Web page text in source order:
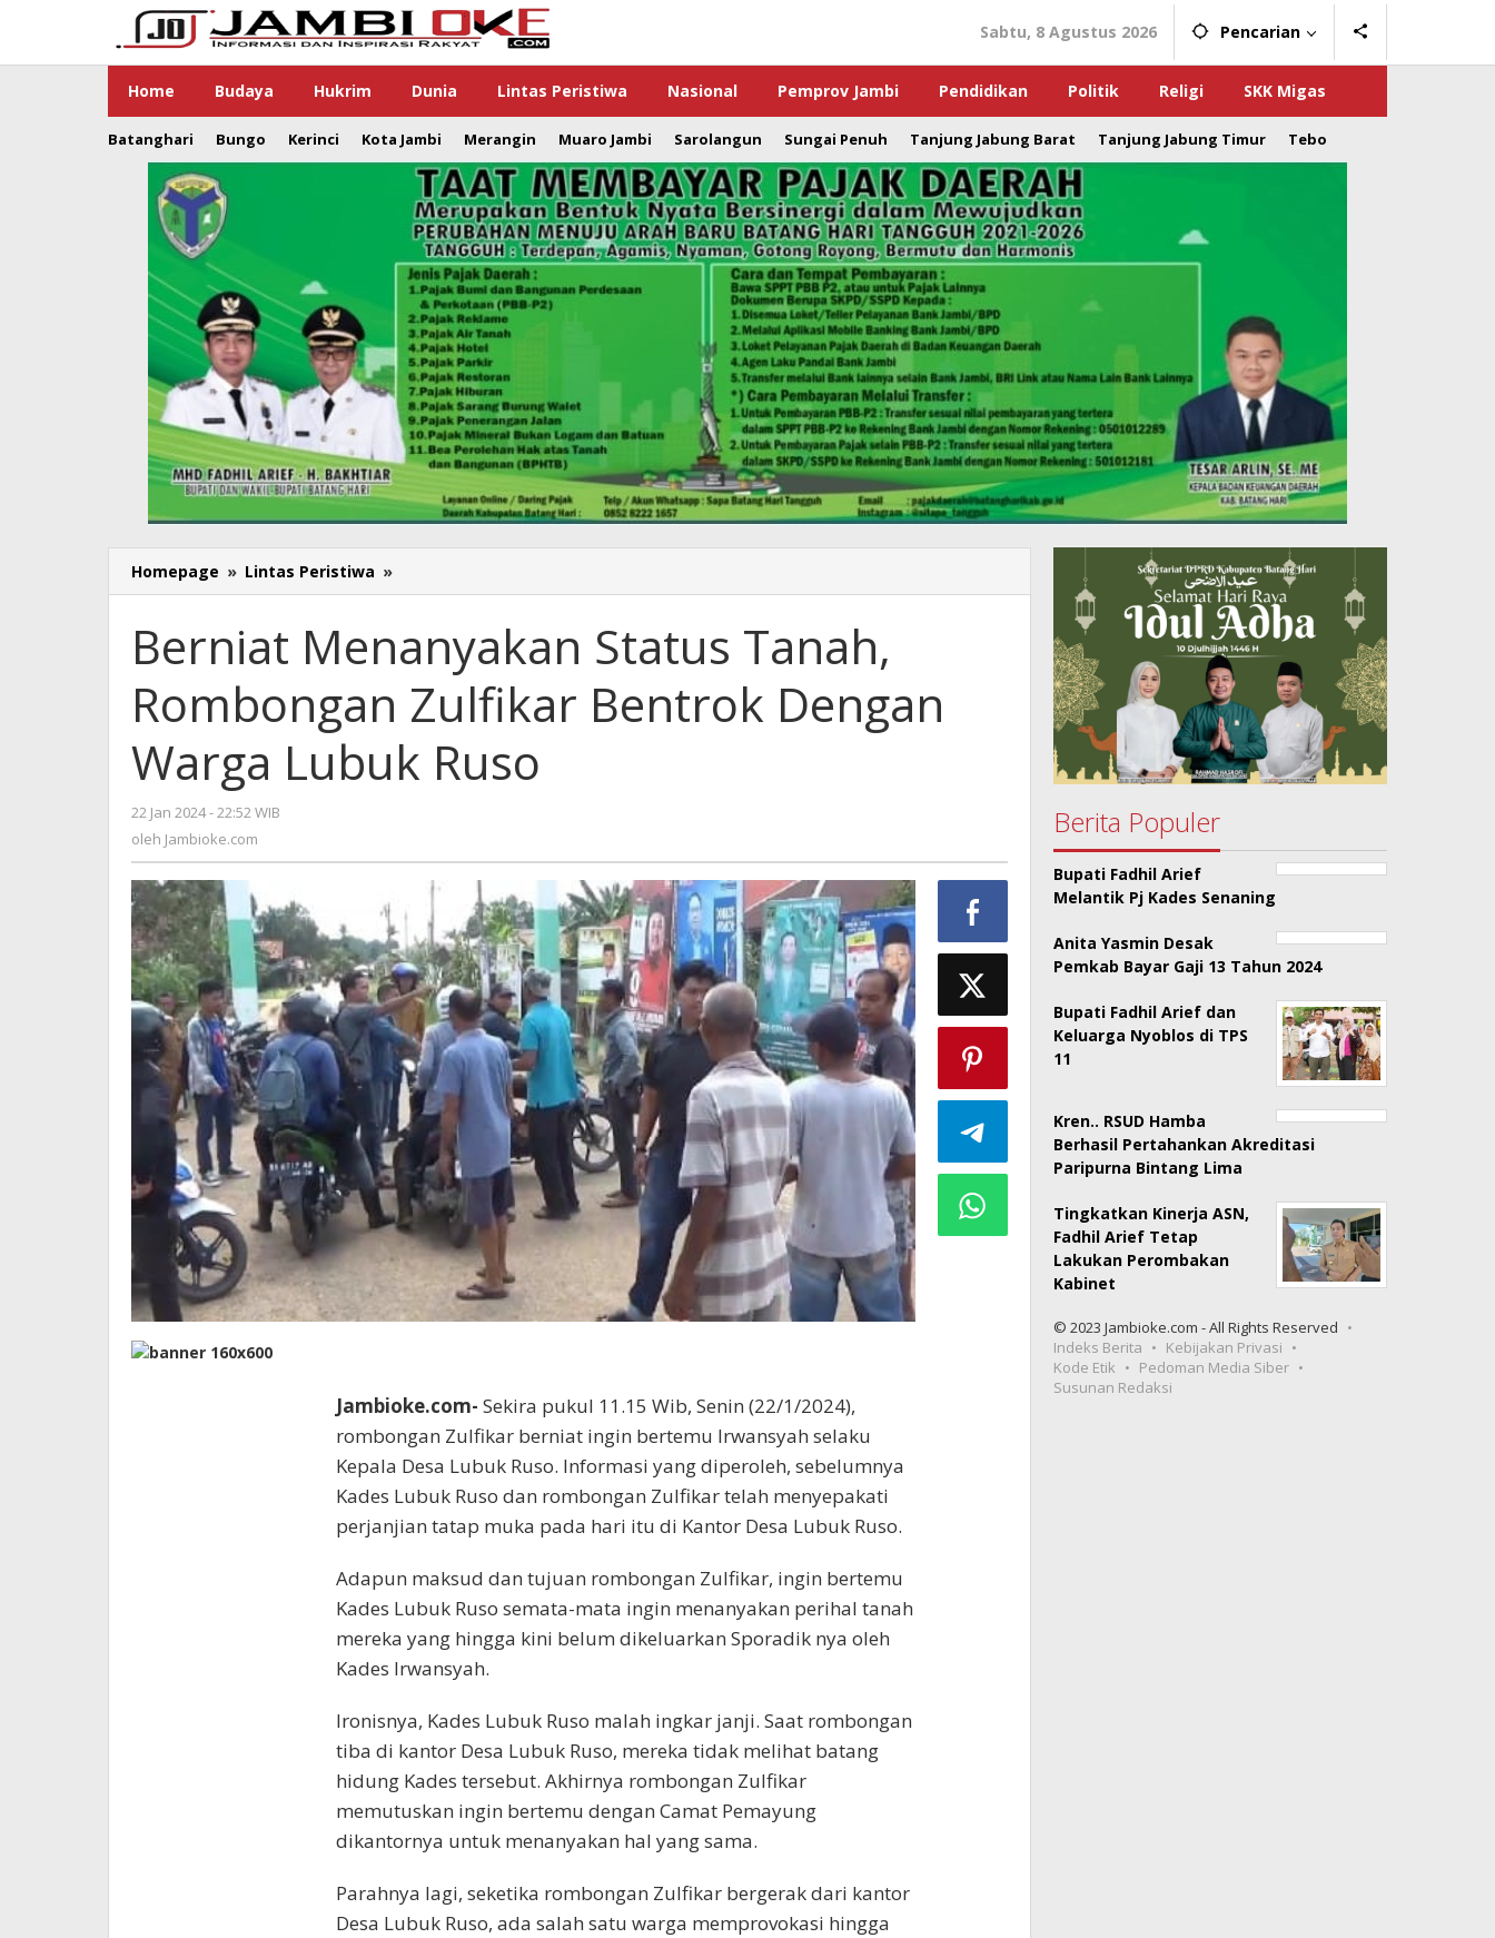
Sabtu, 8 Agustus 2026 Pencarian
Home Budaya Hukrim Dunia Lintas Peristiwa Nasional Pemprov Jambi Pendidikan Politik Religi SKK Migas
Batanghari Bungo Kerinci Kota Jambi Merangin Muaro Jambi Sarolangun Sungai Penuh Tanjung Jabung Barat Tanjung Jabung Timur Tebo
Homepage » Lintas Peristiwa »
Menanyakan
Tanah,
Rombongan
Zulfikar
Bentrok
Warga
Lubuk
Berniat Menanyakan Status Tanah,
Rombongan Zulfikar Bentrok Dengan
Warga Lubuk Ruso
22 Jan 2024 - 22:52 WIB
oleh Jambioke.com
Jambioke.com- Sekira pukul 11.15 Wib, Senin (22/1/2024),
rombongan Zulfikar berniat ingin bertemu Irwansyah selaku
Kepala Desa Lubuk Ruso. Informasi yang diperoleh, sebelumnya
Kades Lubuk Ruso dan rombongan Zulfikar telah menyepakati
perjanjian tatap muka pada hari itu di Kantor Desa Lubuk Ruso.
Adapun maksud dan tujuan rombongan Zulfikar, ingin bertemu
Kades Lubuk Ruso semata-mata ingin menanyakan perihal tanah
mereka yang hingga kini belum dikeluarkan Sporadik nya oleh
Kades Irwansyah.
Ironisnya, Kades Lubuk Ruso malah ingkar janji. Saat rombongan
tiba di kantor Desa Lubuk Ruso, mereka tidak melihat batang
hidung Kades tersebut. Akhirnya rombongan Zulfikar
memutuskan ingin bertemu dengan Camat Pemayung
dikantornya untuk menanyakan hal yang sama.
Parahnya lagi, seketika rombongan Zulfikar bergerak dari kantor
Desa Lubuk Ruso, ada salah satu warga memprovokasi hingga
Berita Populer
Bupati Fadhil Arief
Melantik Pj Kades Senaning
Anita Yasmin Desak
Pemkab Bayar Gaji 13 Tahun 2024
Bupati Fadhil Arief dan
Keluarga Nyoblos di TPS
11
Kren.. RSUD Hamba
Berhasil Pertahankan Akreditasi
Paripurna Bintang Lima
Tingkatkan Kinerja ASN,
Fadhil Arief Tetap
Lakukan Perombakan
Kabinet
© 2023 Jambioke.com - All Rights Reserved
Indeks Berita
Kebijakan Privasi
Kode Etik
Pedoman Media Siber
Susunan Redaksi